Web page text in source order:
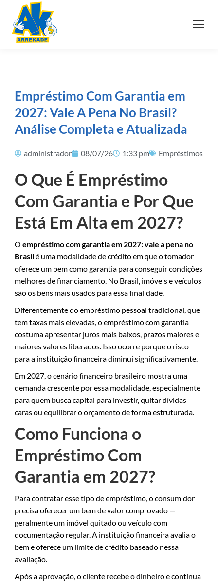
Empréstimo Com Garantia em
2027: Vale A Pena No Brasil?
Análise Completa e Atualizada
administrador 08/07/26 1:33 pm Empréstimos
O Que É Empréstimo
Com Garantia e Por Que
Está Em Alta em 2027?
O empréstimo com garantia em 2027: vale a pena no
Brasilé uma modalidade de crédito em que o tomador
oferece um bem como garantia para conseguir condições
melhores de financiamento. No Brasil, imóveis e veículos
são os bens mais usados para essa finalidade.
Diferentemente do empréstimo pessoal tradicional, que
tem taxas mais elevadas, o empréstimo com garantia
costuma apresentar juros mais baixos, prazos maiores e
maiores valores liberados. Isso ocorre porque o risco
para a instituição financeira diminui significativamente.
Em 2027, o cenário financeiro brasileiro mostra uma
demanda crescente por essa modalidade, especialmente
para quem busca capital para investir, quitar dívidas
caras ou equilibrar o orçamento de forma estruturada.
Como Funciona o
Empréstimo Com
Garantia em 2027?
Para contratar esse tipo de empréstimo, o consumidor
precisa oferecer um bem de valor comprovado —
geralmente um imóvel quitado ou veículo com
documentação regular. A instituição financeira avalia o
bem e oferece um limite de crédito baseado nessa
avaliação.
Após a aprovação, o cliente recebe o dinheiro e continua